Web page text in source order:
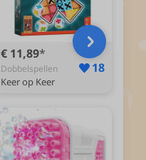
€ 11,89
Dobbelspellen 18
Keer op Keer